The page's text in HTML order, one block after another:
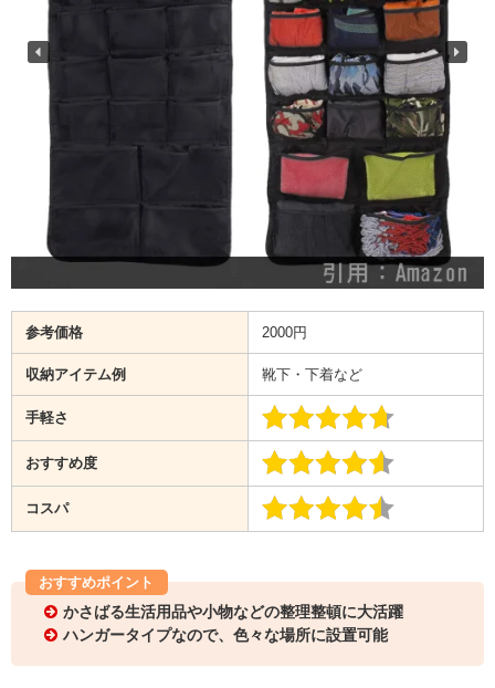
参考価格 2000円
収納アイテム例 靴下・下着など
手軽さ
おすすめ度
コスパ
おすすめポイント
かさばる生活用品や小物などの整理整頓に大活躍
ハンガータイプなので、色々な場所に設置可能